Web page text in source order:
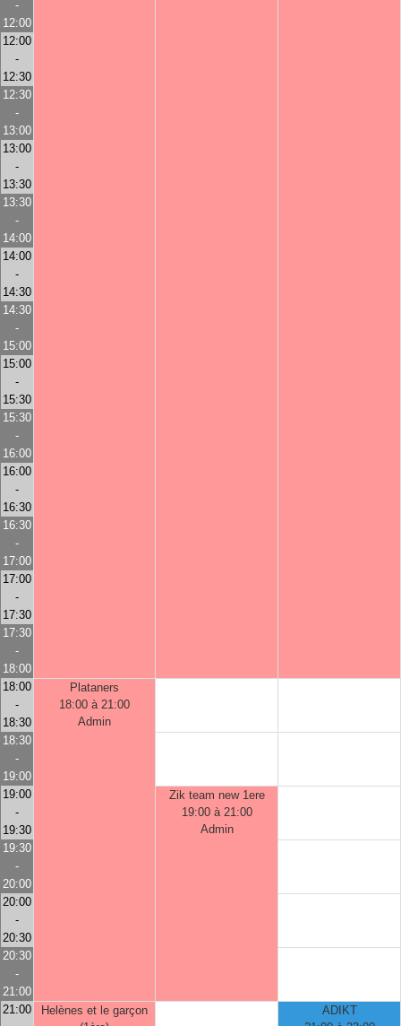
-
12:00
12:00
-
12:30
12:30
-
13:00
13:00
-
13:30
13:30
-
14:00
14:00
-
14:30
14:30
-
15:00
15:00
-
15:30
15:30
-
16:00
16:00
-
16:30
16:30
-
17:00
17:00
-
17:30
17:30
-
18:00
18:00
-
18:30
Plataners
18:00 à 21:00
Admin
18:30
-
19:00
19:00
-
19:30
Zik team new 1ere
19:00 à 21:00
Admin
19:30
-
20:00
20:00
-
20:30
20:30
-
21:00
21:00
Helènes et le garçon
ADIKT